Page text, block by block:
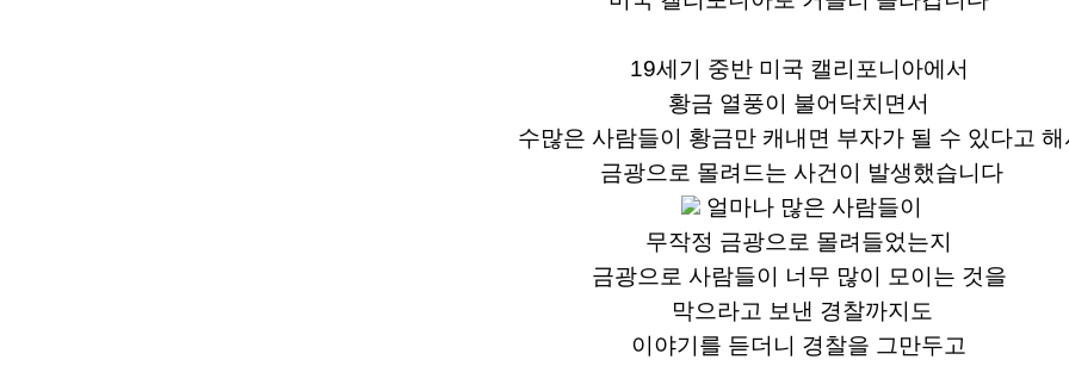
19세기 중반 미국 캘리포니아에서
황금 열풍이
불어닥치면서
수많은 사람들이 황금만 캐내면 부자가 될 수 있다고 해
금광으로 몰려드는 사건이 발생했습니다
얼마나 많은 사람들이
무작정 금광으로 몰려들었는지
금광으로 사람들이 너무 많이 모이는 것을
막으라고 보낸 경찰까지도
이야기를 듣더니 경찰을 그만두고